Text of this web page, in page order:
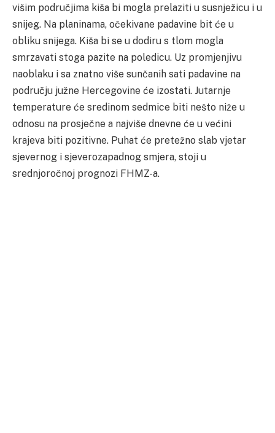
višim područjima kiša bi mogla prelaziti u susnježicu i u
snijeg. Na planinama, očekivane padavine bit će u
obliku snijega. Kiša bi se u dodiru s tlom mogla
smrzavati stoga pazite na poledicu. Uz promjenjivu
naoblaku i sa znatno više sunčanih sati padavine na
području južne Hercegovine će izostati. Jutarnje
temperature će sredinom sedmice biti nešto niže u
odnosu na prosječne a najviše dnevne će u većini
krajeva biti pozitivne. Puhat će pretežno slab vjetar
sjevernog i sjeverozapadnog smjera, stoji u
srednjoročnoj prognozi FHMZ-a.